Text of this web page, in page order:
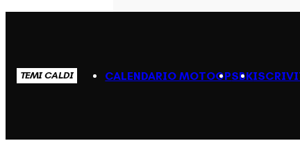
TEMI CALDI CALENDARIO MOTOGPSBK